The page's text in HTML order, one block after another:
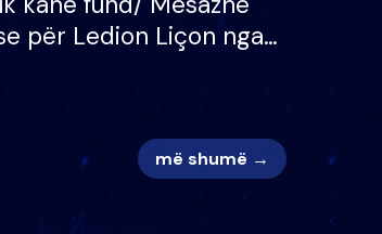
për Ledion Liçon nga
më shumë →